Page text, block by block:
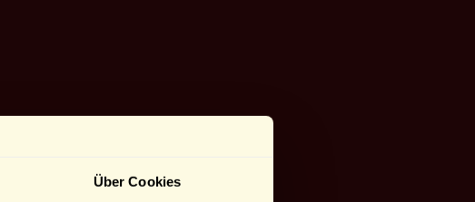
Über Cookies